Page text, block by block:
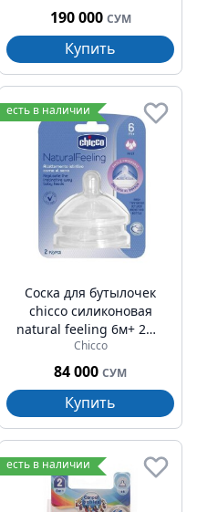
190 000 СУМ
Купить
есть в наличии
Соска для бутылочек
chicco силиконовая
natural feeling 6м+ 2шт
(fast)
Chicco
84 000 СУМ
Купить
есть в наличии